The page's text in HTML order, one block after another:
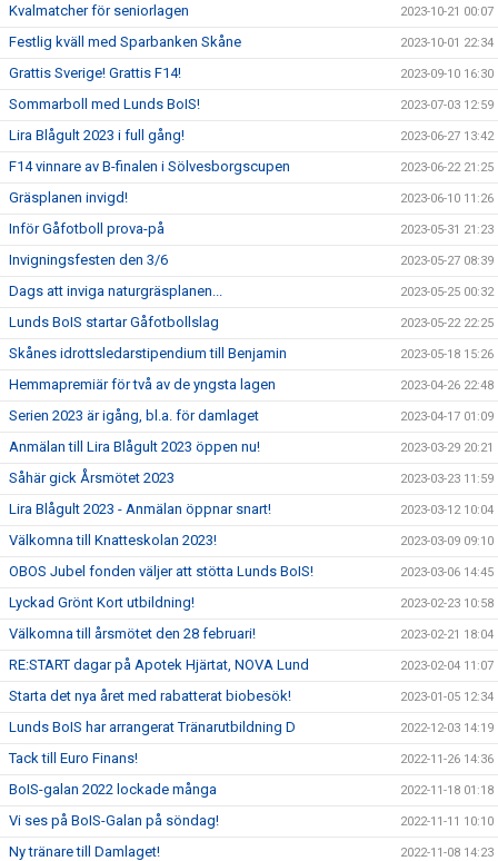
Kvalmatcher för seniorlagen 2023-10-21 00:07
Festlig kväll med Sparbanken Skåne 2023-10-01 22:34
Grattis Sverige! Grattis F14! 2023-09-10 16:30
Sommarboll med Lunds BoIS! 2023-07-03 12:59
Lira Blågult 2023 i full gång! 2023-06-27 13:42
F14 vinnare av B-finalen i Sölvesborgscupen 2023-06-22 21:25
Gräsplanen invigd! 2023-06-10 11:26
Inför Gåfotboll prova-på 2023-05-31 21:23
Invigningsfesten den 3/6 2023-05-27 08:39
Dags att inviga naturgräsplanen... 2023-05-25 00:32
Lunds BoIS startar Gåfotbollslag 2023-05-22 22:25
Skånes idrottsledarstipendium till Benjamin 2023-05-18 15:26
Hemmapremiär för två av de yngsta lagen 2023-04-26 22:48
Serien 2023 är igång, bl.a. för damlaget 2023-04-17 01:09
Anmälan till Lira Blågult 2023 öppen nu! 2023-03-29 20:21
Såhär gick Årsmötet 2023 2023-03-23 11:59
Lira Blågult 2023 - Anmälan öppnar snart! 2023-03-12 10:04
Välkomna till Knatteskolan 2023! 2023-03-09 09:10
OBOS Jubel fonden väljer att stötta Lunds BoIS! 2023-03-06 14:45
Lyckad Grönt Kort utbildning! 2023-02-23 10:58
Välkomna till årsmötet den 28 februari! 2023-02-21 18:04
RE:START dagar på Apotek Hjärtat, NOVA Lund 2023-02-04 11:07
Starta det nya året med rabatterat biobesök! 2023-01-05 12:34
Lunds BoIS har arrangerat Tränarutbildning D 2022-12-03 14:19
Tack till Euro Finans! 2022-11-26 14:36
BoIS-galan 2022 lockade många 2022-11-18 01:18
Vi ses på BoIS-Galan på söndag! 2022-11-11 10:10
Ny tränare till Damlaget! 2022-11-08 14:23